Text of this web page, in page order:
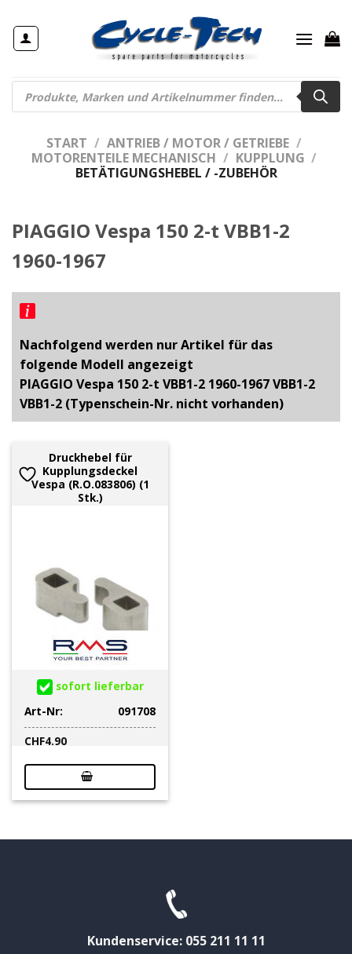
Inhalt
springen
Products
search
START / ANTRIEB / MOTOR / GETRIEBE /
MOTORENTEILE MECHANISCH / KUPPLUNG /
BETÄTIGUNGSHEBEL / -ZUBEHÖR
PIAGGIO Vespa 150 2-t VBB1-2
1960-1967
Nachfolgend werden nur Artikel für das
folgende Modell angezeigt
PIAGGIO Vespa 150 2-t VBB1-2 1960-1967 VBB1-2
VBB1-2 (Typenschein-Nr. nicht vorhanden)
Druckhebel für
Kupplungsdeckel
Vespa (R.O.083806) (1
Stk.)
sofort lieferbar
Art-Nr:
091708
CHF4.90
Kundenservice: 055 211 11 11